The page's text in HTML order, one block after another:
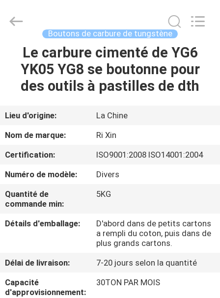
MAISON
PRODUITS
AU
SUJET
DE
VISITE
DE
QUALITÉ
Cemented
Carbide
Boutons de carbure de tungstène
Le carbure cimenté de YG6
YK05 YG8 se boutonne pour
des outils à pastilles de dth
Lieu d'origine:
La Chine
Nom de marque:
Ri Xin
Certification:
ISO9001:2008 ISO14001:2004
Numéro de modèle:
Divers
Quantité de
commande min:
5KG
Détails d'emballage:
D'abord dans de petits cartons
a rempli du coton, puis dans de
plus grands cartons.
Délai de livraison:
7-20 jours selon la quantité
Capacité
d'approvisionnement:
30TON PAR MOIS